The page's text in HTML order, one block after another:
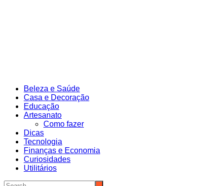
Beleza e Saúde
Casa e Decoração
Educação
Artesanato
Como fazer
Dicas
Tecnologia
Finanças e Economia
Curiosidades
Utilitários